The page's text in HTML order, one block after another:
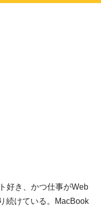
好き、かつ仕事がWeb
続けている。MacBook